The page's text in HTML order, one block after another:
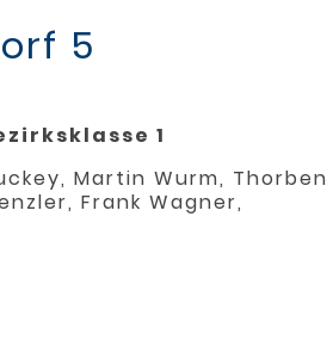
5
1
Martin Wurm, Thorben
Frank Wagner,